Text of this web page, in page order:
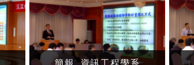
簡報_資訊工程學系